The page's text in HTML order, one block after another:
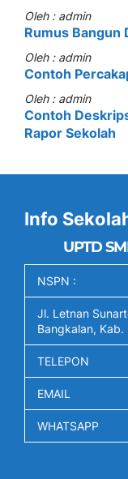
Oleh : admin
Rumus Bangun
Oleh : admin
Contoh
Oleh : admin
Contoh
Rapor Sekolah
Info
UPTD
NSPN :
Jl. Letnan
Bangkalan,
TELEPON
EMAIL
WHATSAPP